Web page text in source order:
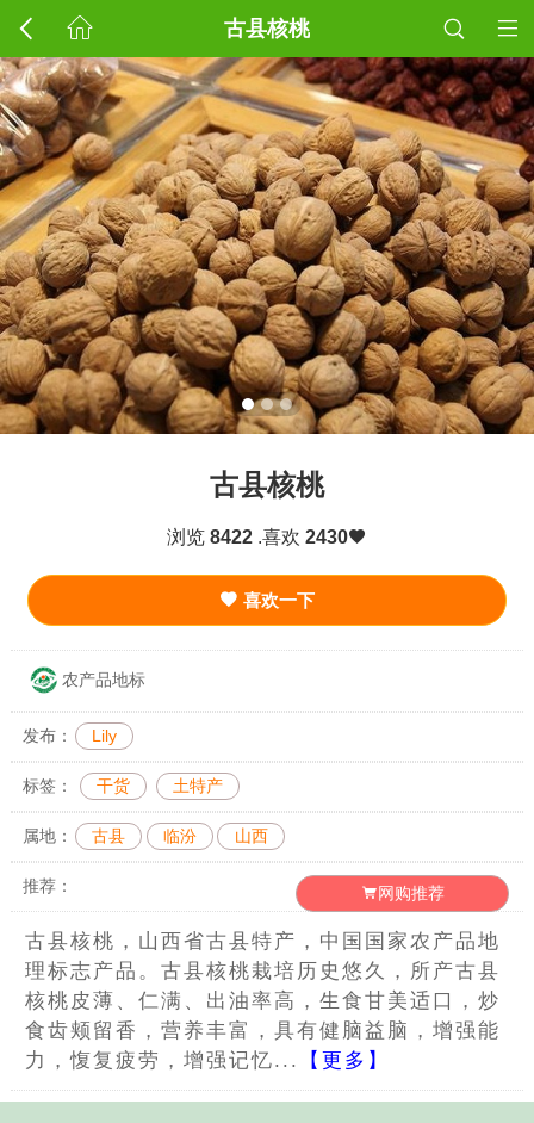
古县核桃
古县核桃
浏览 8422 .喜欢 2430
喜欢一下
农产品地标
发布： Lily
标签： 干货 土特产
属地： 古县 临汾 山西
推荐： 网购推荐
古县核桃，山西省古县特产，中国国家农产品地
理标志产品。古县核桃栽培历史悠久，所产古县
核桃皮薄、仁满、出油率高，生食甘美适口，炒
食齿颊留香，营养丰富，具有健脑益脑，增强能
力，愎复疲劳，增强记忆...
【更多】